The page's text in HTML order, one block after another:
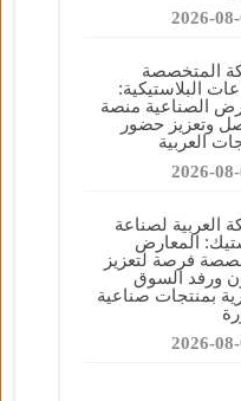
2026-
المتخصصة
البلاستيكية:
الصناعية منصة
وتعزيز حضور
العربية
2026-
العربية لصناعة
المعارض
فرصة لتعزيز
ورفد السوق
بمنتجات صناعية
2026-